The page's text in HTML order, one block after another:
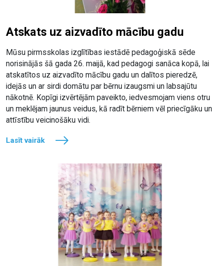
Atskats uz aizvadīto mācību gadu
Mūsu pirmsskolas izglītības iestādē pedagoģiskā sēde
norisinājās šā gada 26. maijā, kad pedagogi sanāca kopā, lai
atskatītos uz aizvadīto mācību gadu un dalītos pieredzē,
idejās un ar sirdi domātu par bērnu izaugsmi un labsajūtu
nākotnē. Kopīgi izvērtējām paveikto, iedvesmojam viens otru
un meklējam jaunus veidus, kā radīt bērniem vēl priecīgāku un
attīstību veicinošāku vidi.
Lasīt vairāk